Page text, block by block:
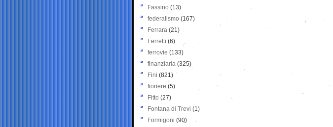
Fassino (13)
federalismo (167)
Ferrara (21)
Ferretti (6)
ferrovie (133)
finanziaria (325)
Fini (821)
fioriere (5)
Fitto (27)
Fontana di Trevi (1)
Formigoni (90)